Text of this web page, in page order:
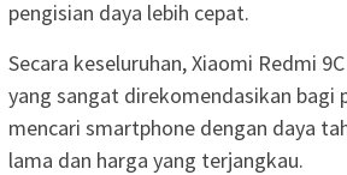
pengisian daya lebih cepat.
Secara keseluruhan, Xiaomi Redmi
yang sangat direkomendasikan bagi
mencari smartphone dengan daya
lama dan harga yang terjangkau.